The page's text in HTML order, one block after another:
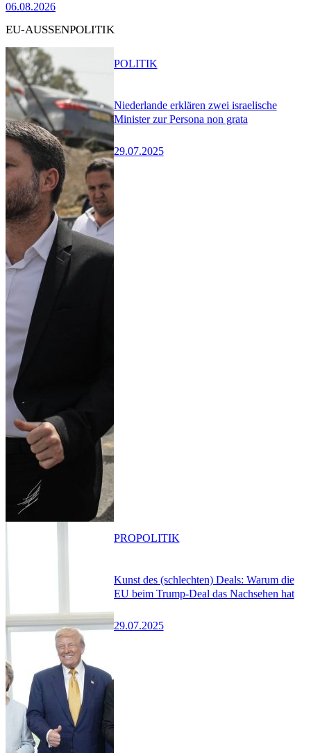
06.08.2026
EU-AUSSENPOLITIK
Niederlande erklären zwei israelische
Minister zur Persona non grata
29.07.2025
POLITIK
Kunst des (schlechten) Deals: Warum die
EU beim Trump-Deal das Nachsehen hat
29.07.2025
PROPOLITIK